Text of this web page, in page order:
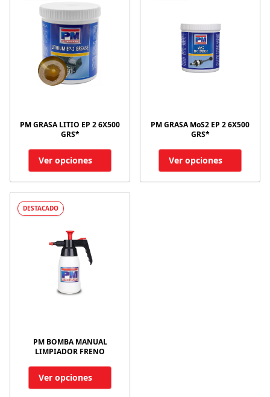
PM GRASA LITIO EP 2 6X500
GRS*
Ver opciones
PM GRASA MoS2 EP 2 6X500
GRS*
Ver opciones
DESTACADO
PM BOMBA MANUAL
LIMPIADOR FRENO
Ver opciones